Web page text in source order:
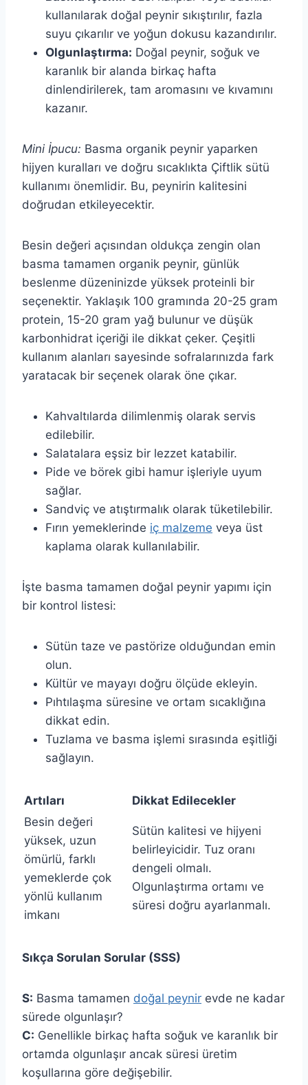
kullanılarak doğal peynir sıkıştırılır, fazla
suyu çıkarılır ve yoğun dokusu kazandırılır.
Olgunlaştırma: Doğal peynir, soğuk ve
karanlık bir alanda birkaç hafta
dinlendirilerek, tam aromasını ve kıvamını
kazanır.
Mini İpucu: Basma organik peynir yaparken
hijyen kuralları ve doğru sıcaklıkta Çiftlik sütü
kullanımı önemlidir. Bu, peynirin kalitesini
doğrudan etkileyecektir.
Besin değeri açısından oldukça zengin olan
basma tamamen organik peynir, günlük
beslenme düzeninizde yüksek proteinli bir
seçenektir. Yaklaşık 100 gramında 20-25 gram
protein, 15-20 gram yağ bulunur ve düşük
karbonhidrat içeriği ile dikkat çeker. Çeşitli
kullanım alanları sayesinde sofralarınızda fark
yaratacak bir seçenek olarak öne çıkar.
Kahvaltılarda dilimlenmiş olarak servis
edilebilir.
Salatalara eşsiz bir lezzet katabilir.
Pide ve börek gibi hamur işleriyle uyum
sağlar.
Sandviç ve atıştırmalık olarak tüketilebilir.
Fırın yemeklerinde iç malzeme veya üst
kaplama olarak kullanılabilir.
İşte basma tamamen doğal peynir yapımı için
bir kontrol listesi:
Sütün taze ve pastörize olduğundan emin
olun.
Kültür ve mayayı doğru ölçüde ekleyin.
Pıhtılaşma süresine ve ortam sıcaklığına
dikkat edin.
Tuzlama ve basma işlemi sırasında eşitliği
sağlayın.
Artıları
Dikkat Edilecekler
Besin değeri
yüksek, uzun
ömürlü, farklı
yemeklerde çok
yönlü kullanım
imkanı
Sütün kalitesi ve hijyeni
belirleyicidir. Tuz oranı
dengeli olmalı.
Olgunlaştırma ortamı ve
süresi doğru ayarlanmalı.
Sıkça Sorulan Sorular (SSS)
S: Basma tamamen doğal peynir evde ne kadar
sürede olgunlaşır?
C: Genellikle birkaç hafta soğuk ve karanlık bir
ortamda olgunlaşır ancak süresi üretim
koşullarına göre değişebilir.